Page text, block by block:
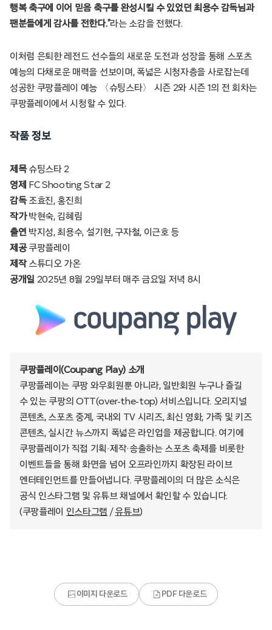
행복 축구에 이어 믿음 축구를 완성시킬 수 있었던 최용수 감독님과
팬분들에게 감사를 전한다.”라는 소감을 전했다.
이처럼 은퇴한 레전드 선수들의 새로운 도전과 성장을 통해 스포츠
예능의 다채로운 매력을 선보이며, 폭넓은 시청자층을 사로잡는데
성공한 쿠팡플레이 예능 〈슈팅스타〉 시즌 2와 시즌 1의 전 회차는
쿠팡플레이에서 시청할 수 있다.
작품 정보
제목슈팅스타 2
영제 FC Shooting Star 2
감독조효진, 홍진희
작가박현숙, 김혜림
출연 박지성, 최용수, 설기현, 구자철, 이근호 등
제공쿠팡플레이
제작스튜디오 가온
공개일 2025년 8월 29일부터 매주 금요일 저녁 8시
쿠팡플레이(Coupang Play) 소개
쿠팡플레이는 쿠팡 와우회원뿐 아니라, 일반회원 누구나 즐길
수 있는 쿠팡의 OTT(over-the-top) 서비스입니다. 오리지널
콘텐츠, 스포츠 중계, 국내외 TV 시리즈, 최신 영화, 가족 및 키즈
콘텐츠, 실시간 뉴스까지 폭넓은 라인업을 제공합니다. 여기에
쿠팡플레이가 직접 기획·제작·송출하는 스포츠 축제를 비롯한
이벤트들을 통해 화면을 넘어 오프라인까지 확장된 라이브
엔터테인먼트를 만들어냅니다. 쿠팡플레이의 더 많은 소식은
공식 인스타그램 및 유튜브 채널에서 확인할 수 있습니다.
(쿠팡플레이 인스타그램 /유튜브)
이미지 다운로드 PDF 다운로드